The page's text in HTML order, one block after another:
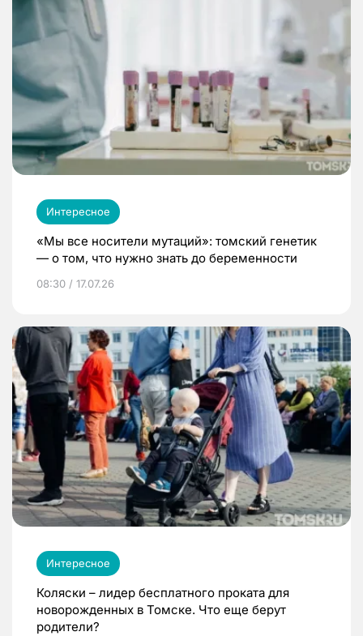
Интересное
«Мы все носители мутаций»: томский генетик
— о том, что нужно знать до беременности
08:30 / 17.07.26
Интересное
Коляски – лидер бесплатного проката для
новорожденных в Томске. Что еще берут
родители?